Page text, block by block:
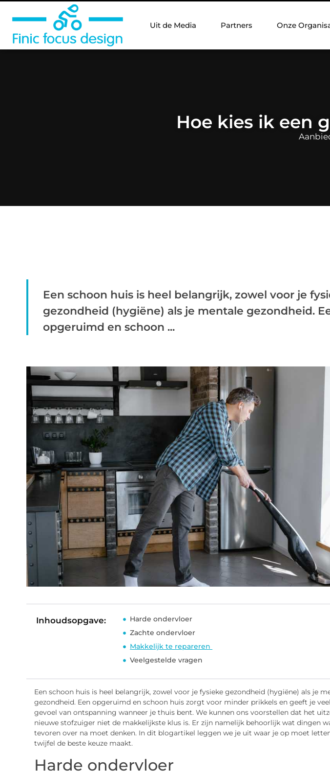
Uit de Media Partners Onze
Hoe kies ik een
Een schoon huis is heel belangrijk, zowel voor je
gezondheid (hygiëne) als je mentale gezondheid.
opgeruimd en schoon ...
Inhoudsopgave:
Harde ondervloer
Zachte ondervloer
Makkelijk te repareren
Veelgestelde vragen
Een schoon huis is heel belangrijk, zowel voor je fysieke gezondheid (hygiëne) als je
gezondheid. Een opgeruimd en schoon huis zorgt voor minder prikkels en geeft je
gevoel van ontspanning wanneer je thuis bent. We kunnen ons voorstellen dat het
nieuwe stofzuiger niet de makkelijkste klus is. Er zijn namelijk behoorlijk wat dingen
tevoren over na moet denken. In dit blogartikel leggen we je uit waar je op moet
twijfel de beste keuze maakt.
Harde ondervloer